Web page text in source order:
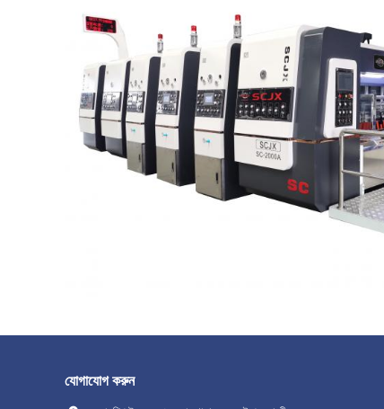
যোগাযোগ করুন